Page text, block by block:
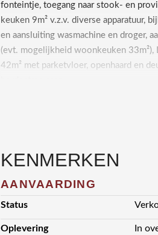
fonteintje, toegang naar stook- en
keuken 9m² v.z.v. diverse apparatuur,
en aansluiting wasmachine en droger,
(evt. mogelijkheid woonkeuken 33m²), L-vormige woonkamer
42m² met parketvloer, openhaard en deuren naar ZW-terras en tuin,
trap naar zolderetage.
KENMERKEN
AANVAARDING
Status
Oplevering In